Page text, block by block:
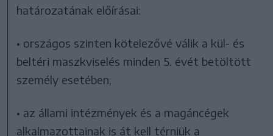
határozatának előírásai:
• országos szinten kötelezővé válik a kül- és
beltéri maszkviselés minden 5. évét betöltött
személy esetében;
• az állami intézmények és a magáncégek
alkalmazottainak is át kell térniük a